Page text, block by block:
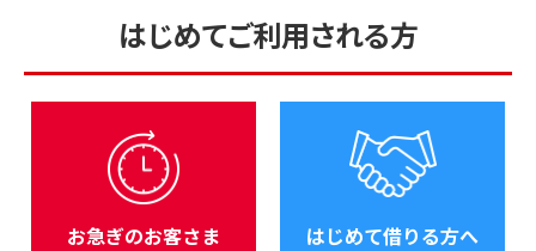
はじめてご利用される方
お急ぎのお客さま はじめて借りる方へ